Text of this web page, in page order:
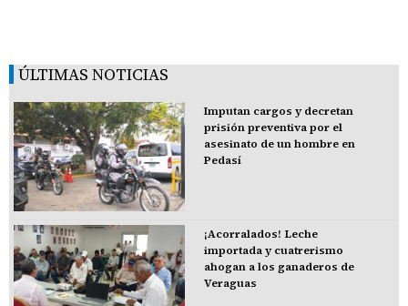
ÚLTIMAS NOTICIAS
Imputan cargos y decretan
prisión preventiva por el
asesinato de un hombre en
Pedasí
¡Acorralados! Leche
importada y cuatrerismo
ahogan a los ganaderos de
Veraguas